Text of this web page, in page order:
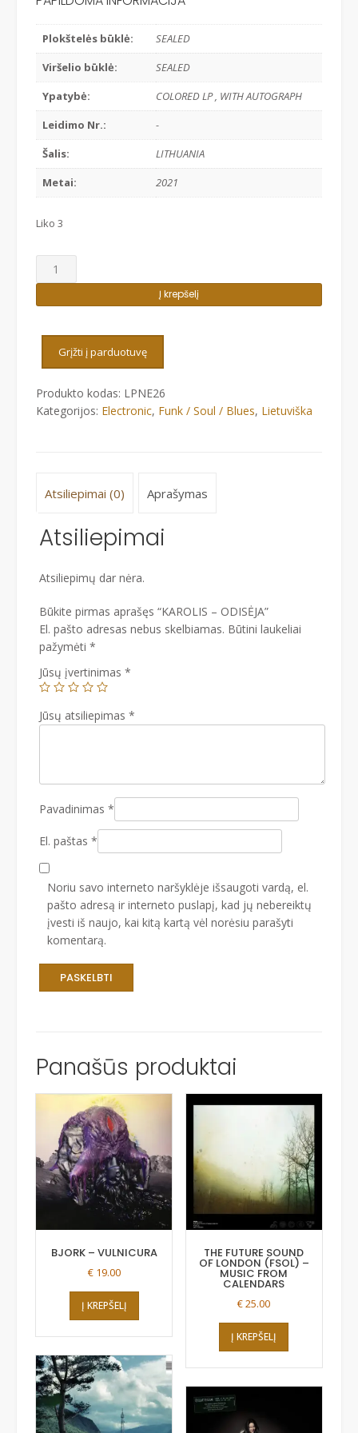
Plokštelės būklė:
SEALED
Viršelio būklė:
SEALED
Ypatybė:
COLORED LP , WITH AUTOGRAPH
Leidimo Nr.:
-
Šalis:
LITHUANIA
Metai:
2021
Liko 3
produkto
kiekis:
ODISĖJA
Į krepšelį
Grįžti į parduotuvę
Produkto kodas: LPNE26
Kategorijos: Electronic, Funk / Soul / Blues, Lietuviška
Atsiliepimai (0) Aprašymas
Atsiliepimai
Atsiliepimų dar nėra.
Būkite pirmas aprašęs “KAROLIS – ODISĖJA”
El. pašto adresas nebus skelbiamas. Būtini laukeliai
pažymėti *
Jūsų įvertinimas *
Jūsų atsiliepimas *
Pavadinimas *
El. paštas *
Noriu savo interneto naršyklėje išsaugoti vardą, el.
pašto adresą ir interneto puslapį, kad jų nebereiktų
įvesti iš naujo, kai kitą kartą vėl norėsiu parašyti
komentarą.
Panašūs produktai
BJORK – VULNICURA
€ 19.00
Į KREPŠELĮ
THE FUTURE SOUND
OF LONDON (FSOL) –
MUSIC FROM
CALENDARS
€25.00
Į KREPŠELĮ